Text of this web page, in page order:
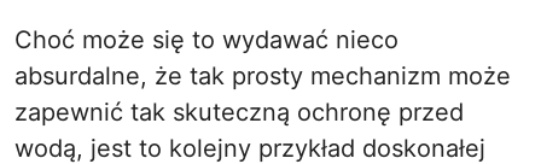
Choć może się to wydawać nieco
absurdalne, że tak prosty mechanizm może
zapewnić tak skuteczną ochronę przed
wodą, jest to kolejny przykład doskonałej